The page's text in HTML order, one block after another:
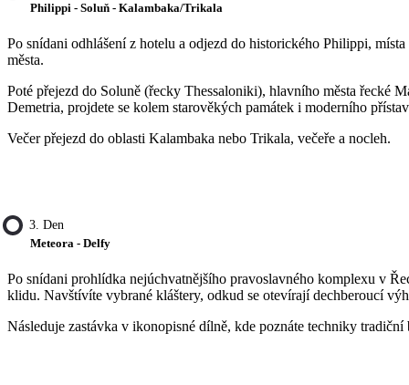
Philippi - Soluň - Kalambaka/Trikala
Po snídani odhlášení z hotelu a odjezd do historického Philippi,
města.
Poté přejezd do Soluně (řecky Thessaloniki), hlavního města řecké
Demetria, projdete se kolem starověkých památek i moderního
Večer přejezd do oblasti Kalambaka nebo Trikala, večeře a nocleh.
3. Den
Meteora - Delfy
Po snídani prohlídka nejúchvatnějšího pravoslavného komplexu v
klidu. Navštívíte vybrané kláštery, odkud se otevírají dechberoucí
Následuje zastávka v ikonopisné dílně, kde poznáte techniky